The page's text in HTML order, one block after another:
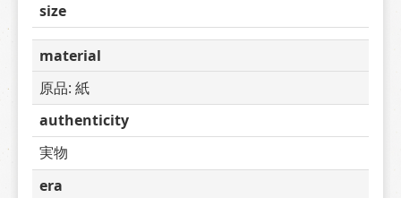
size
material
原品: 紙
authenticity
実物
era